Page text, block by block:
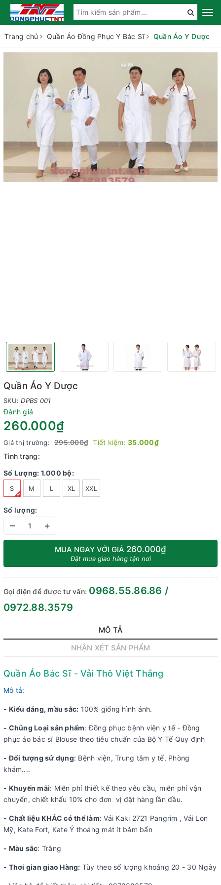
Trang chủ Quần Áo Đồng Phục Y Bác Sĩ Quần Áo Y Dược
Quần Áo Y Dược
SKU:DPBS 001
Đánh giá
260.000₫
Giá thị trường: 295.000₫ Tiết kiệm: 35.000₫
Tình trạng:
Số Lượng: 1.000 bộ:
S M L XL XXL
Số lượng:
– +
MUA NGAY VỚI GIÁ 260.000₫
Đặt mua giao hàng tận nơi
Gọi điện để được tư vấn: 0968.55.86.86 /
0972.88.3579
MÔ TẢ
NHẬN XÉT SẢN PHẨM
Quần Áo Bác Sĩ - Vải Thô Việt Thắng
Mô tả:
- Kiểu dáng, mầu sắc: 100% giống hình ảnh.
- Chủng Loại sản phẩm: Đồng phục bệnh viện y tế - Đồng
phục áo bác sĩ Blouse theo tiêu chuẩn của Bộ Y Tế Quy định
- Đối tượng sử dụng: Bệnh viện, Trung tâm y tế, Phòng
khám....
- Khuyến mãi: Miễn phí thiết kế theo yêu cầu, miễn phí vận
chuyển, chiết khấu 10% cho đơn vị đặt hàng lần đầu.
- Chất liệu KHÁC có thể làm: Vải Kaki 2721 Pangrim , Vải Lon
Mỹ, Kate Fort, Kate Ý thoáng mát ít bám bẩn
- Màu sắc: Trăng
- Thơi gian giao Hàng: Tùy theo số lượng khoảng 20 - 30 Ngày